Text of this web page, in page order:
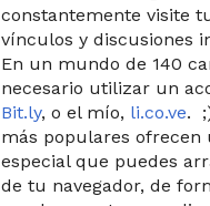
constantemente visite
vínculos y discusiones
En un mundo de 140
necesario utilizar un
Bit.ly, o el mío, li.co.ve.
más populares
especial que puedes
de tu navegador, de